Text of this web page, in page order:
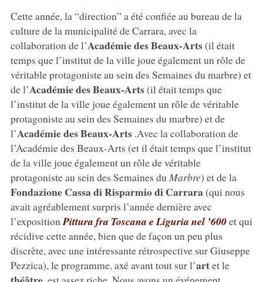
Cette année, la “direction” a été confiée au bureau de la
culture de la municipalité de Carrara, avec la
collaboration de l’Académie des Beaux-Arts(il était
temps que l’institut de la ville joue également un rôle de
véritable protagoniste au sein des Semaines du marbre) et
de l’Académie des Beaux-Arts(il était temps que
l’institut de la ville joue également un rôle de véritable
protagoniste au sein des Semaines du marbre) et de
l’Académie des Beaux-Arts .Avec la collaboration de
l’Académie des Beaux-Arts (et il était temps que l’institut
de la ville joue également un rôle de véritable
protagoniste au sein des Semaines du Marbre) et de la
Fondazione Cassa di Risparmio di Carrara(qui nous
avait agréablement surpris l’année dernière avec
l’exposition Pittura fra Toscana e Liguria nel ’600et qui
récidive cette année, bien que de façon un peu plus
discrète, avec une intéressante rétrospective sur Giuseppe
Pezzica), le programme, axé avant tout sur l’artet le